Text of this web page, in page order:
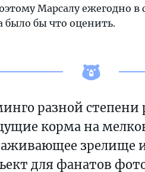
Марсалу ежегодно
было бы что оценить.
разной степени
корма на
зрелище
для фанатов